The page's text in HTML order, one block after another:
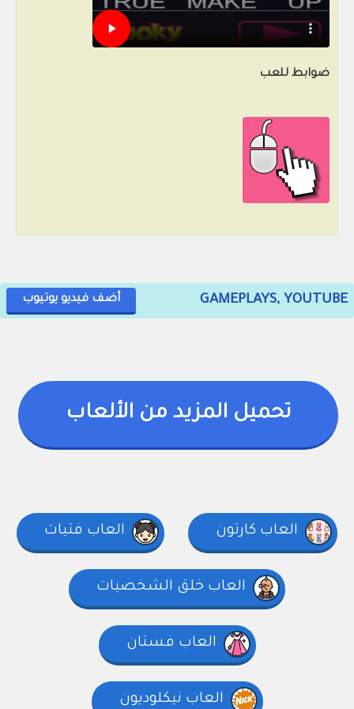
ضوابط للعب
GAMEPLAYS, YOUTUBE أضف فيديو يوتيوب
تحميل المزيد من الألعاب
العاب كارتون العاب فتيات
العاب خلق الشخصيات
العاب فستان
العاب نيكلوديون